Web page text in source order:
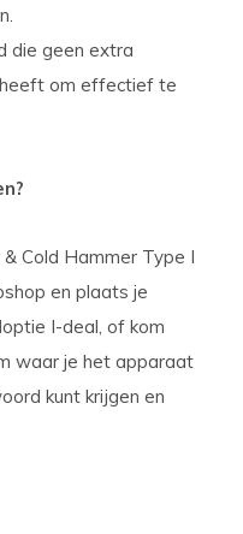
die geen extra
om effectief te
Cold Hammer Type I
en plaats je
I-deal, of kom
waar je het apparaat
kunt krijgen en